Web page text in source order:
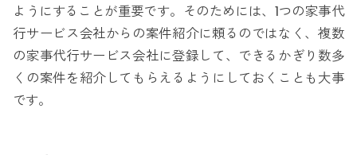
ようにすることが重要です。そのためには、1つの家事代
行サービス会社からの案件紹介に頼るのではなく、複数
の家事代行サービス会社に登録して、できるかぎり数多
くの案件を紹介してもらえるようにしておくことも大事
です。